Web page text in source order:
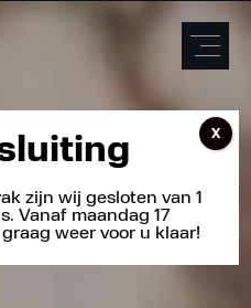
zijn wij gesloten van 1
Vanaf maandag 17
weer voor u klaar!
X